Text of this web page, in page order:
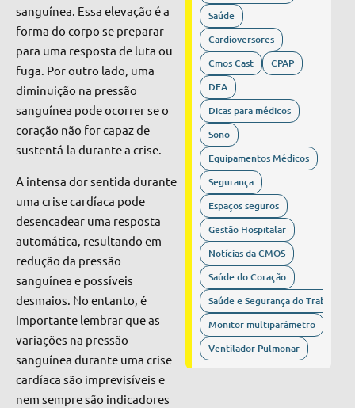
sanguínea. Essa elevação é a
forma do corpo se preparar
para uma resposta de luta ou
fuga. Por outro lado, uma
diminuição na pressão
sanguínea pode ocorrer se o
coração não for capaz de
sustentá-la durante a crise.
A intensa dor sentida durante
uma crise cardíaca pode
desencadear uma resposta
automática, resultando em
redução da pressão
sanguínea e possíveis
desmaios. No entanto, é
importante lembrar que as
variações na pressão
sanguínea durante uma crise
cardíaca são imprevisíveis e
nem sempre são indicadores
Saúde
Cardioversores
Cmos Cast
CPAP
DEA
Dicas para médicos
Sono
Equipamentos Médicos
Segurança
Espaços seguros
Gestão Hospitalar
Notícias da CMOS
Saúde do Coração
Saúde e Segurança do Trabalho
Monitor multiparâmetro
Ventilador Pulmonar